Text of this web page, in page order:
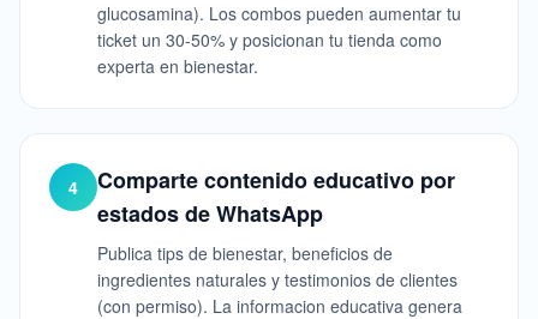
glucosamina). Los combos pueden aumentar tu
ticket un 30-50% y posicionan tu tienda como
experta en bienestar.
4
Comparte contenido educativo por
estados de WhatsApp
Publica tips de bienestar, beneficios de
ingredientes naturales y testimonios de clientes
(con permiso). La informacion educativa genera